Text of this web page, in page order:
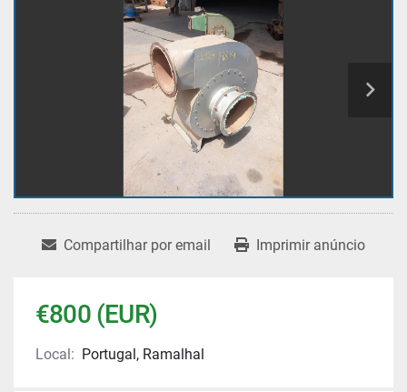
Compartilhar por email Imprimir anúncio
€800 (EUR)
Local: Portugal, Ramalhal